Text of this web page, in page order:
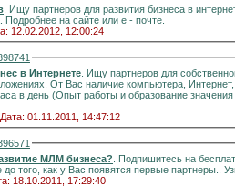
. Ищу партнеров для развития бизнеса в
на сайте или е - почте.
12.02.2012, 12:00:24
в Интернете . Ищу партнеров для
От Вас наличие компьютера,
в день (Опыт работы и образование
Дата: 01.11.2011, 14:47:12
МЛМ бизнеса? . Подпишитесь на бесплатный
еще до того, как у Вас появятся первые
18.10.2011, 17:29:40